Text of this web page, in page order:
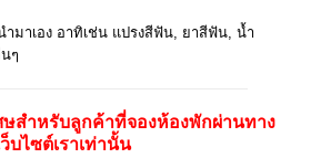
ำมาเอง อาทิเช่น แปรงสีฟัน, ยาสีฟัน, น้ำ
ๆ
ษสำหรับลูกค้าที่จองห้องพักผ่านทาง
ว็บไซต์เราเท่านั้น